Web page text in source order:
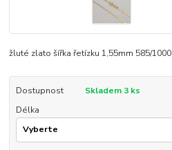
žluté zlato šířka řetízku 1,55mm 585/1000
Dostupnost
Skladem 3 ks
Délka